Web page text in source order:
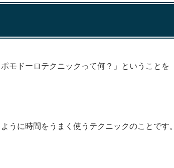
モドーロテクニックって何？」ということを
うに時間をうまく使うテクニックのことです。